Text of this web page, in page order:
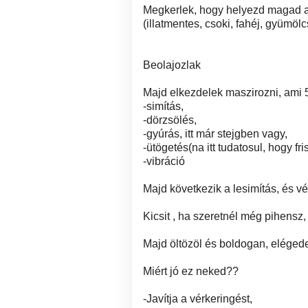
Megkerlek, hogy helyezd magad
(illatmentes, csoki, fahéj,
Beolajozlak
Majd elkezdelek maszirozni, ami
-simítás,
-dörzsölés,
-gyúrás, itt már stejgben vagy,
-ütögetés(na itt tudatosul, hogy
-vibráció
Majd következik a lesimítás, és
Kicsit , ha szeretnél még
Majd öltözöl és boldogan,
Miért jó ez neked??
-Javítja a vérkeringést,